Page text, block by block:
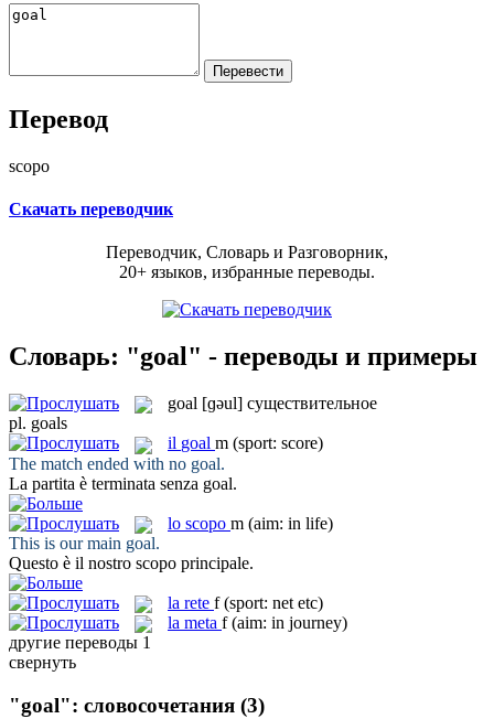
Перевод
scopo
Скачать переводчик
Переводчик, Словарь и Разговорник,
20+ языков, избранные переводы.
Словарь: "goal" - переводы и примеры
goal [ɡəul] существительное
pl. goals
il goal m (sport: score)
The match ended with no goal.
La partita è terminata senza goal.
lo scopo m (aim: in life)
This is our main goal.
Questo è il nostro scopo principale.
la rete f (sport: net etc)
la meta f (aim: in journey)
другие переводы 1
свернуть
"goal": словосочетания (3)